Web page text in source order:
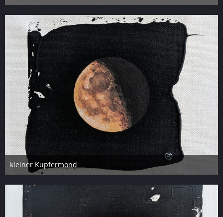
12. Mai 2023
4
kleiner Kupfermond
12. Mai 2023